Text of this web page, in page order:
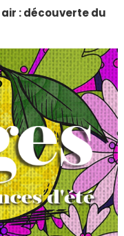
: découverte du